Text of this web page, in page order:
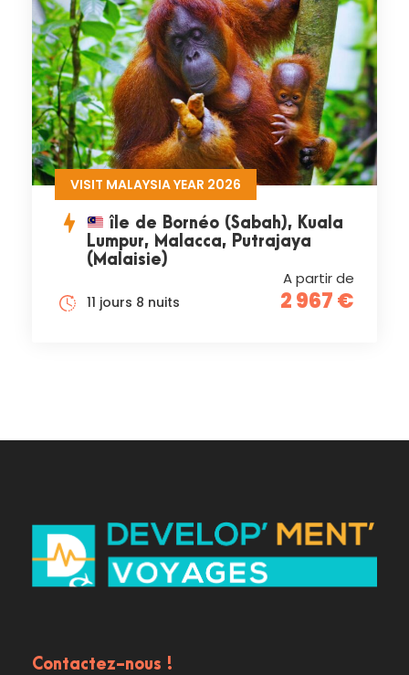
VISIT MALAYSIA YEAR 2026
île de Bornéo (Sabah), Kuala
Lumpur, Malacca, Putrajaya
(Malaisie)
A partir de
2 967 €
11 jours 8 nuits
Contactez-nous !